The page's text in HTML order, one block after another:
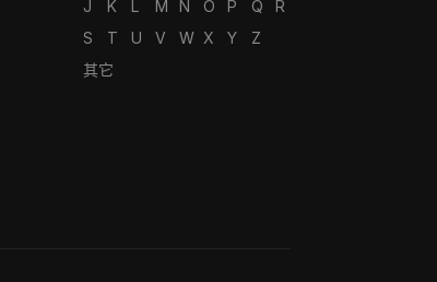
J
K L M N O P Q
R
S
T U V W X Y
Z
其它